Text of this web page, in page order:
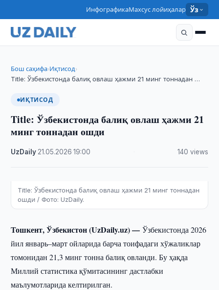
ИнфографикаМахсус лойиҳалар Ўз
Бош саҳифа›Иқтисод›
Title: Ўзбекистонда балиқ овлаш ҳажми 21 минг тоннадан …
ИҚТИСОД
Title: Ўзбекистонда балиқ овлаш ҳажми 21
минг тоннадан ошди
UzDaily 21.05.2026 ·19:00 140 views
Title: Ўзбекистонда балиқ овлаш ҳажми 21 минг тоннадан
ошди / Фото: UzDaily.
Тошкент, Ўзбекистон (UzDaily.uz) —Ўзбекистонда 2026
йил январь–март ойларида барча тоифадаги хўжаликлар
томонидан 21,3 минг тонна балиқ овланди. Бу ҳақда
Миллий статистика қўмитасининг дастлабки
маълумотларида келтирилган.